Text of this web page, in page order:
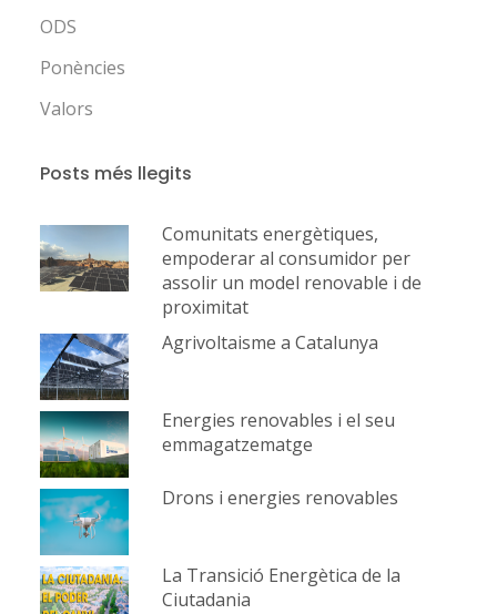
ODS
Ponències
Valors
Posts més llegits
Comunitats energètiques,
empoderar al consumidor per
assolir un model renovable i de
proximitat
Agrivoltaisme a Catalunya
Energies renovables i el seu
emmagatzematge
Drons i energies renovables
La Transició Energètica de la
Ciutadania